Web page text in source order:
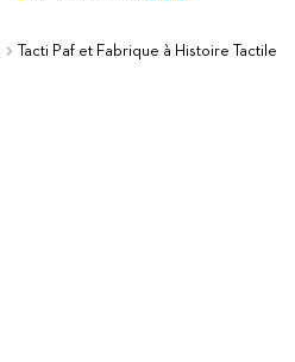
Tacti Paf et Fabrique à Histoire Tactile